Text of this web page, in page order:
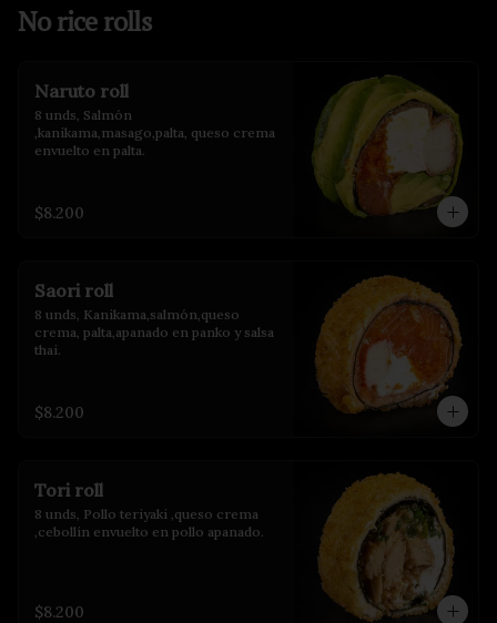
No rice rolls
Naruto roll
8 unds, Salmón
,kanikama,masago,palta, queso crema
envuelto en palta.
$8.200
Saori roll
8 unds, Kanikama,salmón,queso
crema, palta,apanado en panko y salsa
thai.
$8.200
Tori roll
8 unds, Pollo teriyaki ,queso crema
,cebollín envuelto en pollo apanado.
$8.200